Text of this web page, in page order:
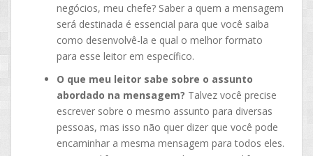
negócios, meu chefe? Saber a quem a mensagem
será destinada é essencial para que você saiba
como desenvolvê-la e qual o melhor formato
para esse leitor em específico.
O que meu leitor sabe sobre o assunto
abordado na mensagem? Talvez você precise
escrever sobre o mesmo assunto para diversas
pessoas, mas isso não quer dizer que você pode
encaminhar a mesma mensagem para todos eles.